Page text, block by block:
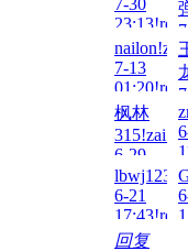
7-30
7-13
枫林
6-29
6-21
回复